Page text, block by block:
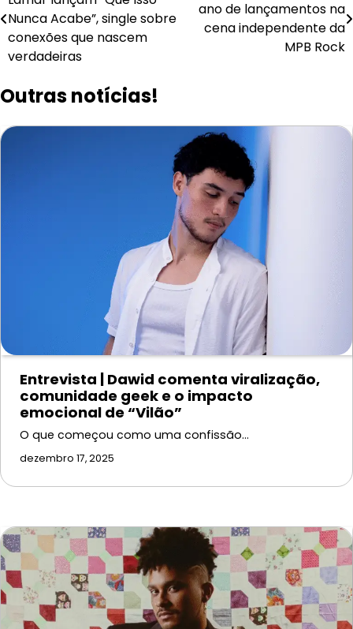
de
Post
Nunca Acabe”, single sobre
conexões que nascem
verdadeiras
ano de lançamentos na
cena independente da
MPB Rock
Outras notícias!
Entrevista | Dawid comenta viralização,
comunidade geek e o impacto
emocional de “Vilão”
O que começou como uma confissão…
dezembro 17, 2025